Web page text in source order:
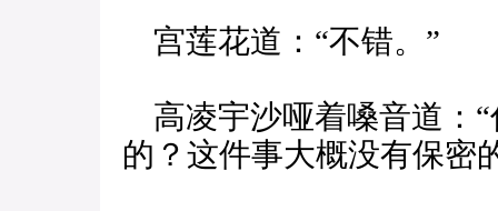
宫莲花道：“不错。”
高凌宇沙哑着嗓音道：
的？这件事大概没有保密